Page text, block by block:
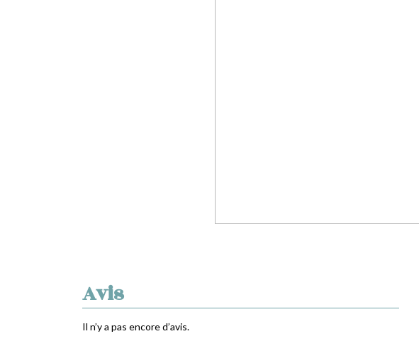
Avis
Il n’y a pas encore d’avis.